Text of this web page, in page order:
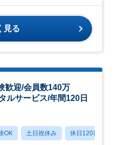
見る
歓迎/会員数140万
ルサービス/年間120日
OK 土日祝休み 休日120日以上